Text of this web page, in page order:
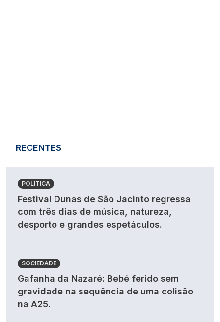
RECENTES
POLÍTICA
Festival Dunas de São Jacinto regressa
com três dias de música, natureza,
desporto e grandes espetáculos.
SOCIEDADE
Gafanha da Nazaré: Bebé ferido sem
gravidade na sequência de uma colisão
na A25.